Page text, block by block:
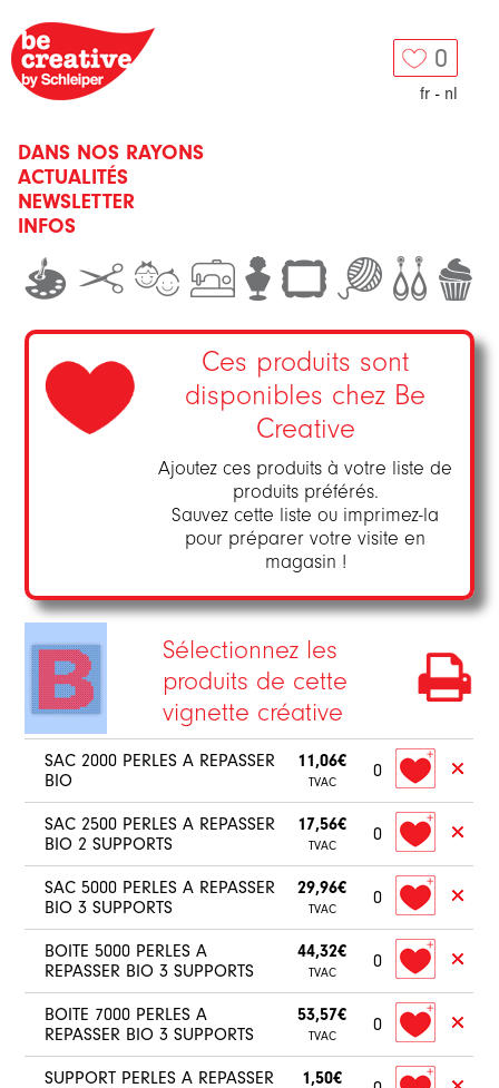
0
fr - nl
DANS NOS RAYONS
ACTUALITÉS
NEWSLETTER
INFOS
Ces produits sont
disponibles chez Be
Creative
Ajoutez ces produits à votre liste de
produits préférés.
Sauvez cette liste ou imprimez-la
pour préparer votre visite en
magasin !
Sélectionnez les
produits de cette
vignette créative
SAC 2000 PERLES A REPASSER
BIO
11,06€
TVAC
0
SAC 2500 PERLES A REPASSER
BIO 2 SUPPORTS
17,56€
TVAC
0
SAC 5000 PERLES A REPASSER
BIO 3 SUPPORTS
29,96€
TVAC
0
BOITE 5000 PERLES A
REPASSER BIO 3 SUPPORTS
44,32€
TVAC
0
BOITE 7000 PERLES A
REPASSER BIO 3 SUPPORTS
53,57€
TVAC
0
SUPPORT PERLES A REPASSER
1,50€